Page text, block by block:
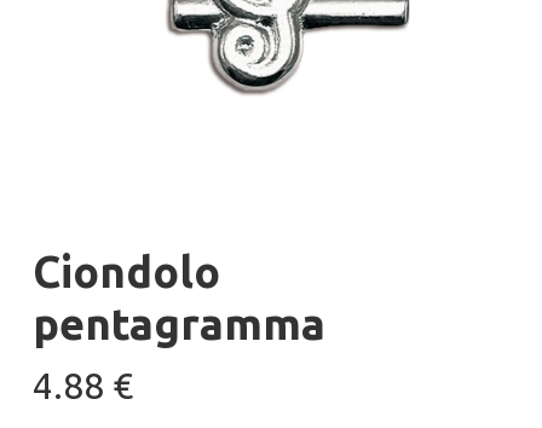
Ciondolo
pentagramma
4.88 €